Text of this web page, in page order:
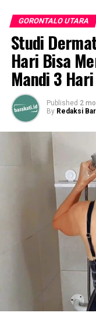
Gorut Prihatin Lihat
DON'T MISS
Marten Taha: Jalan
Protokol Kesehatan
GORONTALO UTARA
Studi
Hari Bisa
Mandi 3
Published 2
By Redaksi